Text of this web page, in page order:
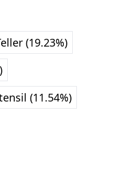
(19.23%)
(11.54%)